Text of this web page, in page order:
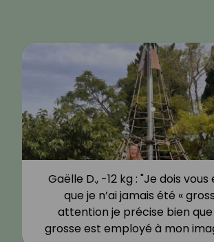
Gaëlle D., -12 kg : "Je dois
que je n’ai jamais été «
attention je précise bien
grosse est employé à mon